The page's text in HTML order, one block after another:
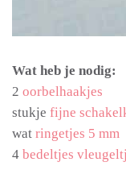
Wat heb je nodig:
2 oorbelhaakjes
stukje fijne
wat ringetjes 5 mm
4 bedeltjes